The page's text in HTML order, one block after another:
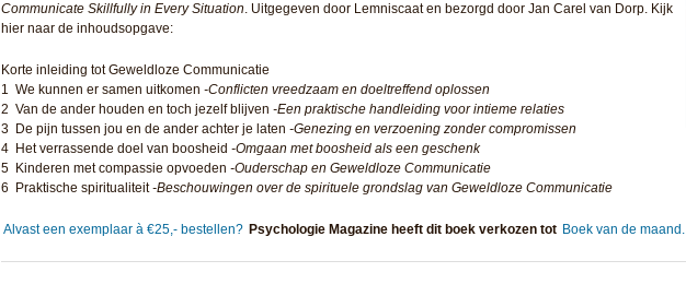
Communicate Skillfully in Every Situation . Uitgegeven door Lemniscaat en bezorgd door Jan Carel van Dorp. Kijk
hier naar de inhoudsopgave:
Korte inleiding tot Geweldloze Communicatie
1 We kunnen er samen uitkomen -Conflicten vreedzaam en doeltreffend oplossen
2 Van de ander houden en toch jezelf blijven -Een praktische handleiding voor intieme relaties
3 De pijn tussen jou en de ander achter je laten -Genezing en verzoening zonder compromissen
4 Het verrassende doel van boosheid -Omgaan met boosheid als een geschenk
5 Kinderen met compassie opvoeden -Ouderschap en Geweldloze Communicatie
6 Praktische spiritualiteit-Beschouwingen over de spirituele grondslag van Geweldloze Communicatie
Alvast een exemplaar à €25,- bestellen? Psychologie Magazine heeft dit boek verkozen tot Boek van de maand.